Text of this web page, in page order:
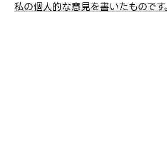
私の個人的な意見を書いたものです